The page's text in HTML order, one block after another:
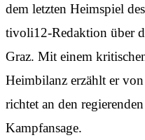
dem letzten Heimspiel
tivoli12-Redaktion über
Graz. Mit einem
Heimbilanz erzählt er
richtet an den
Kampfansage.